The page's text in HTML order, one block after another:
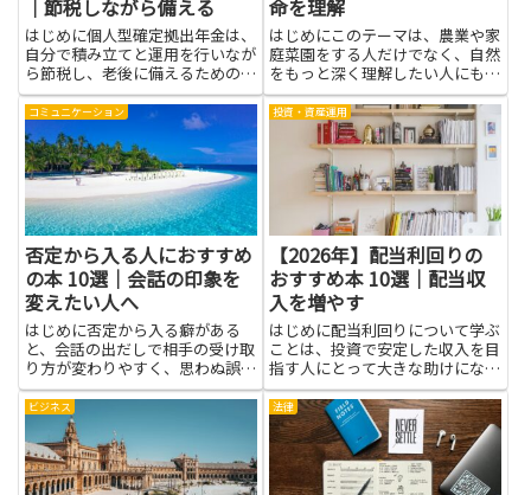
｜節税しながら備える
はじめに個人型確定拠出年金は、
自分で積み立てと運用を行いなが
ら節税し、老後に備えるための重
要な制度です。本記事で紹介する
本を読むことで、制度の仕組みや
掛金設定、運用商品の特徴、税制
上の扱いなどの基礎知識が具体的
にわかり、実践に移しやすくな
り...
命を理解
はじめにこのテーマは、農業や家
庭菜園をする人だけでなく、自然
をもっと深く理解したい人にも役
立ちます。土壌微生物は土の中で
働く小さな生き物で、栄養を分解
して土を肥やし、水の循環を支
え、植物の根と協力します。彼ら
の働きを知ると、土がどう元気に
コミュニケーション
否定から入る人におすすめ
の本 10選｜会話の印象を
変えたい人へ
はじめに否定から入る癖がある
と、会話の出だしで相手の受け取
り方が変わりやすく、思わぬ誤解
や距離感の生じる原因になりま
す。本を通じて言葉の選び方や伝
え方の工夫を学ぶと、自分の意見
を伝えつつ相手に安心感を与えら
れるようになります。言い回しや
考え...
投資・資産運用
【2026年】配当利回りの
おすすめ本 10選｜配当収
入を増やす
はじめに配当利回りについて学ぶ
ことは、投資で安定した収入を目
指す人にとって大きな助けになり
ます。配当の仕組みや利回りの見
方、企業が配当を支払う背景を理
解すると、どの株が現金収入を生
みやすいかを判断しやすくなりま
す。配当収入を増やすために必
要...
ビジネス 法律